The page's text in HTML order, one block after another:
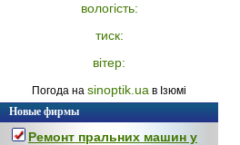
вологість:
тиск:
вітер:
Погода на sinoptik.ua в Ізюмі
Новые фирмы
Ремонт пральних машин у